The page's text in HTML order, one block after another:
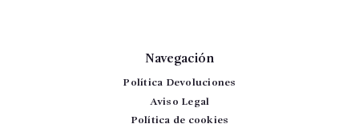
Navegación
Política Devoluciones
Aviso Legal
Política de cookies